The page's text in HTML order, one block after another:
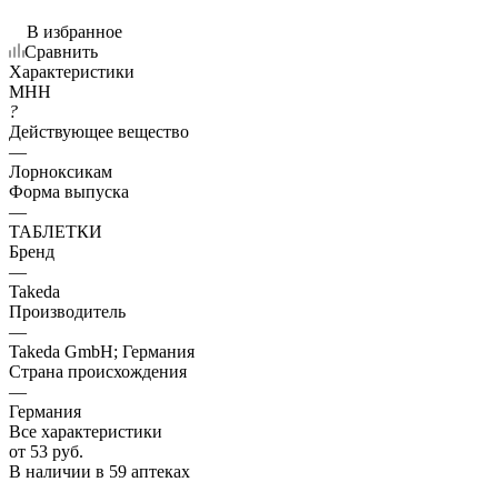
В избранное
Сравнить
Характеристики
МНН
?
Действующее вещество
—
Лорноксикам
Форма выпуска
—
ТАБЛЕТКИ
Бренд
—
Takeda
Производитель
—
Takeda GmbH; Германия
Страна происхождения
—
Германия
Все характеристики
от 53 руб.
В наличии в 59 аптеках